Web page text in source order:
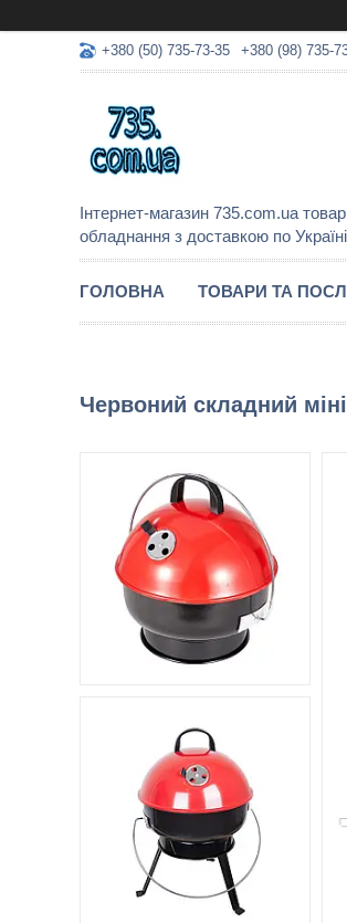
+380 (50) 735-73-35 +380 (98) 735-
Інтернет-магазин 735.com.ua
обладнання з доставкою по Україні
ГОЛОВНА ТОВАРИ ТА
Червоний складний